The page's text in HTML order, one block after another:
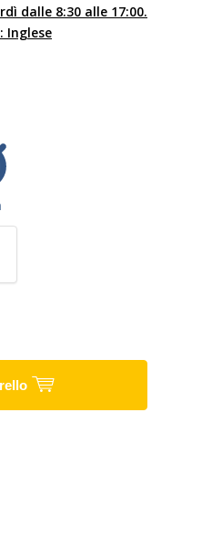
dalle 8:30 alle 17:00.
Inglese